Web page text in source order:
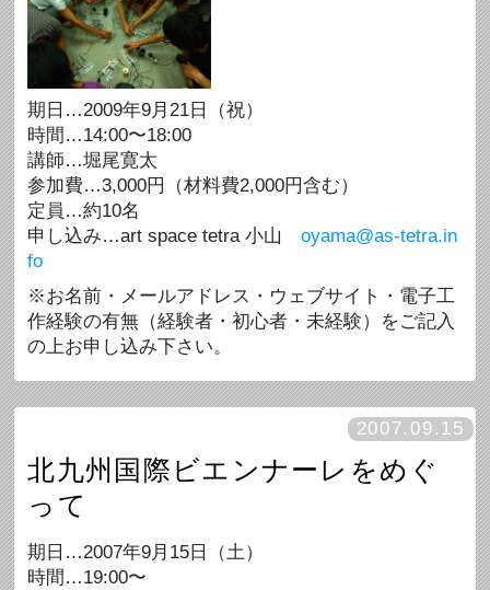
期日…2009年9月21日（祝）
時間…14:00〜18:00
講師…堀尾寛太
参加費…3,000円（材料費2,000円含む）
定員…約10名
申し込み…art space tetra 小山oyama@as-tetra.in
fo
※お名前・メールアドレス・ウェブサイト・電子工
作経験の有無（経験者・初心者・未経験）をご記入
の上お申し込み下さい。
2007.09.15
北九州国際ビエンナーレをめぐ
って
期日…2007年9月15日（土）
時間…19:00〜